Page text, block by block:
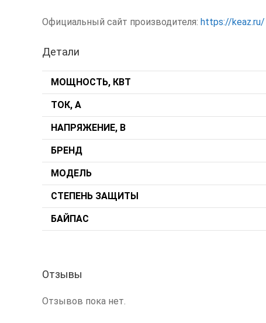
Официальный сайт производителя: https://keaz.ru/
Детали
МОЩНОСТЬ, КВТ
ТОК, А
НАПРЯЖЕНИЕ, В
БРЕНД
МОДЕЛЬ
СТЕПЕНЬ ЗАЩИТЫ
БАЙПАС
Отзывы
Отзывов пока нет.